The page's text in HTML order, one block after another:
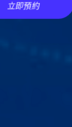
立即預約